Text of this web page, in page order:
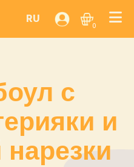
RU 0
с
и
нарезки